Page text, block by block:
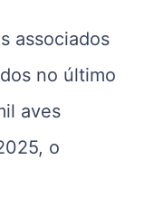
associados
no último
aves
o